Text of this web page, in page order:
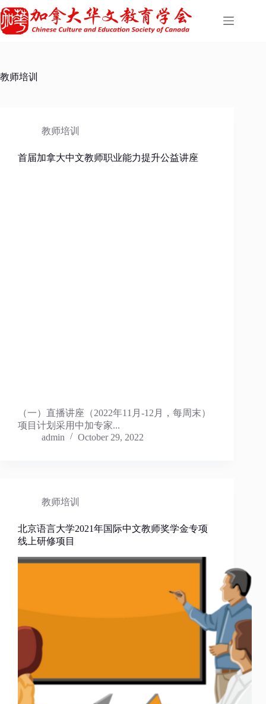
教师培训
教师培训
首届加拿大中文教师职业能力提升公益讲座
（一）直播讲座（2022年11月-12月，每周末）
项目计划采用中加专家...
admin
October 29, 2022
教师培训
北京语言大学2021年国际中文教师奖学金专项
线上研修项目